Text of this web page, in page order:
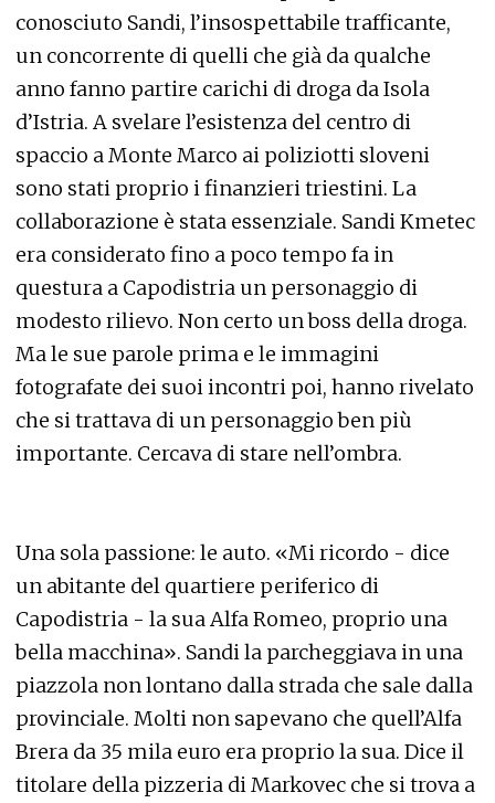
conosciuto Sandi, l’insospettabile trafficante,
un concorrente di quelli che già da qualche
anno fanno partire carichi di droga da Isola
d’Istria. A svelare l’esistenza del centro di
spaccio a Monte Marco ai poliziotti sloveni
sono stati proprio i finanzieri triestini. La
collaborazione è stata essenziale. Sandi Kmetec
era considerato fino a poco tempo fa in
questura a Capodistria un personaggio di
modesto rilievo. Non certo un boss della droga.
Ma le sue parole prima e le immagini
fotografate dei suoi incontri poi, hanno rivelato
che si trattava di un personaggio ben più
importante. Cercava di stare nell’ombra.
Una sola passione: le auto. «Mi ricordo - dice
un abitante del quartiere periferico di
Capodistria - la sua Alfa Romeo, proprio una
bella macchina». Sandi la parcheggiava in una
piazzola non lontano dalla strada che sale dalla
provinciale. Molti non sapevano che quell’Alfa
Brera da 35 mila euro era proprio la sua. Dice il
titolare della pizzeria di Markovec che si trova a